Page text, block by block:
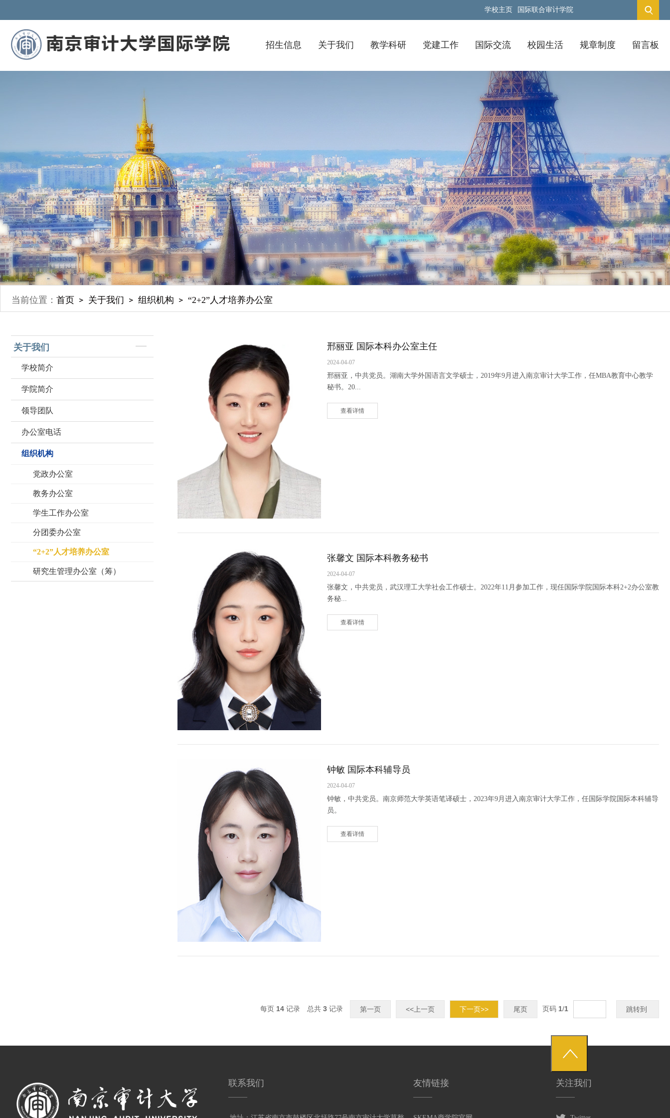
学校主页 国际联合审计学院
招生信息 关于我们 教学科研 党建工作 国际交流 校园生活 规章制度 留言板
当前位置： 首页 关于我们 组织机构 ​“2+2”人才培养办公室
关于我们
学校简介
学院简介
领导团队
办公室电话
组织机构
党政办公室
教务办公室
学生工作办公室
分团委办公室
​“2+2”人才培养办公室
研究生管理办公室（筹）
邢丽亚 国际本科办公室主任
2024-04-07
邢丽亚，中共党员。湖南大学外国语言文学硕士，2019年9月进入南京审计大学工作，任MBA教育中心教学
秘书。20...
查看详情
张馨文 国际本科教务秘书
2024-04-07
张馨文，中共党员，武汉理工大学社会工作硕士。2022年11月参加工作，现任国际学院国际本科2+2办公室教
务秘...
查看详情
钟敏 国际本科辅导员
2024-04-07
钟敏，中共党员。南京师范大学英语笔译硕士，2023年9月进入南京审计大学工作，任国际学院国际本科辅导
员。
查看详情
每页 14 记录 总共 3 记录 第一页 <<上一页 下一页>> 尾页 页码 1/1 跳转到
联系我们 友情链接 关注我们